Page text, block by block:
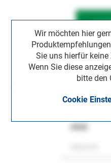
Wir möchten hier
Sie uns hierfür
Wenn Sie diese
bitte den
Cookie